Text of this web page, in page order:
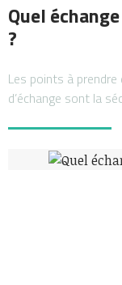
Quel
?
Les points à
d’échange sont la